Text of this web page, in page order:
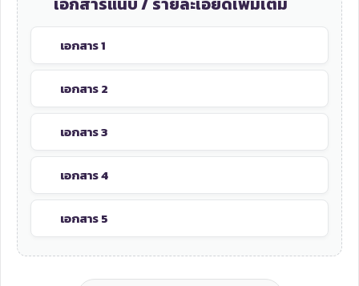
เอกสาร 1
เอกสาร 2
เอกสาร 3
เอกสาร 4
เอกสาร 5